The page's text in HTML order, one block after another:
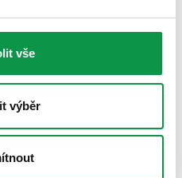
vše
výběr